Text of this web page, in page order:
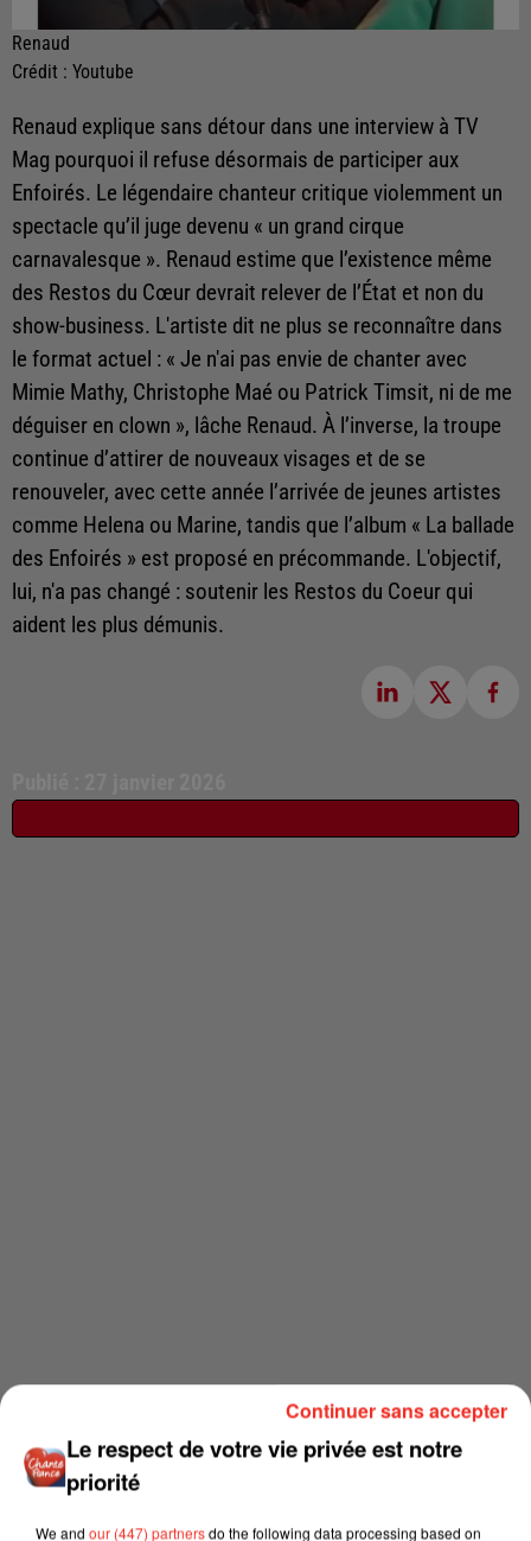
Renaud
Crédit : Youtube
Renaud explique sans détour dans une interview à TV
Mag pourquoi il refuse désormais de participer aux
Enfoirés. Le légendaire chanteur critique violemment un
spectacle qu’il juge devenu « un grand cirque
carnavalesque ». Renaud estime que l’existence même
des Restos du Cœur devrait relever de l’État et non du
show-business. L'artiste dit ne plus se reconnaître dans
le format actuel : « Je n'ai pas envie de chanter avec
Mimie Mathy, Christophe Maé ou Patrick Timsit, ni de me
déguiser en clown », lâche Renaud. À l’inverse, la troupe
continue d’attirer de nouveaux visages et de se
renouveler, avec cette année l’arrivée de jeunes artistes
comme Helena ou Marine, tandis que l’album « La ballade
des Enfoirés » est proposé en précommande. L'objectif,
lui, n'a pas changé : soutenir les Restos du Coeur qui
aident les plus démunis.
Le respect de votre vie privée est notre
priorité
We and our (447) partnersdo the following data processing based on
Continuer sans accepter